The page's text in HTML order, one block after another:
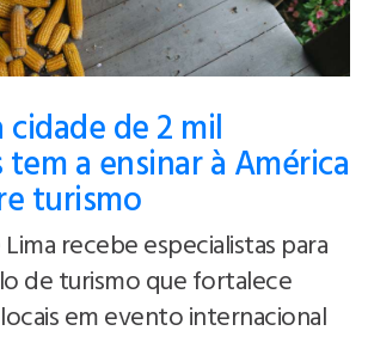
de 2 mil
a ensinar à América
turismo
Lima recebe especialistas para
de turismo que fortalece
em evento internacional